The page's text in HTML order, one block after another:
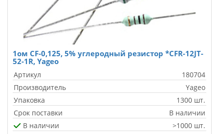
1ом CF-0,125, 5% углеродный резистор *CFR-12JT-
52-1R, Yageo
Артикул
180704
Производитель
Yageo
Упаковка
1300 шт.
Срок поставки
В наличии
В наличии
>1000 шт.